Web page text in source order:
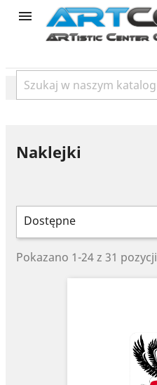
category

Naklejki
Dostępne
Pokazano 1-24 z 31 pozycji